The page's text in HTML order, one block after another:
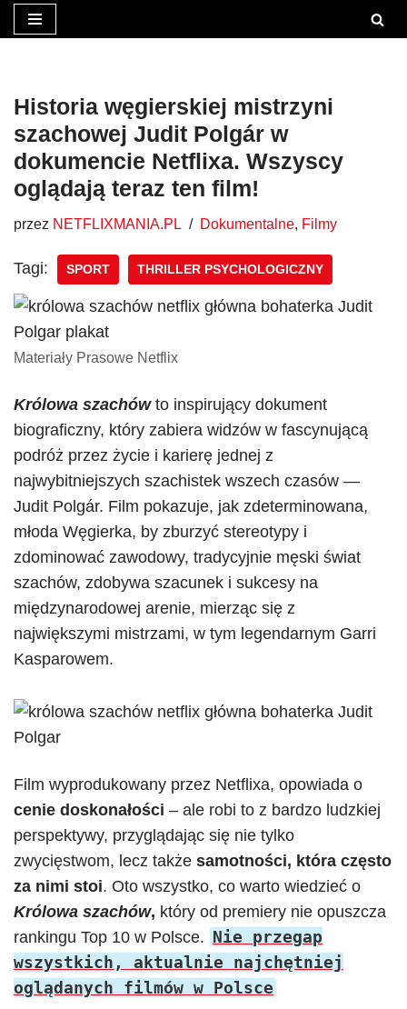
treści
Historia węgierskiej mistrzyni
szachowej Judit Polgár w
dokumencie Netflixa. Wszyscy
oglądają teraz ten film!
przez NETFLIXMANIA.PL Dokumentalne, Filmy
Tagi: SPORT THRILLER PSYCHOLOGICZNY
Materiały Prasowe Netflix
Królowa szachów to inspirujący dokument
biograficzny, który zabiera widzów w fascynującą
podróż przez życie i karierę jednej z
najwybitniejszych szachistek wszech czasów —
Judit Polgár. Film pokazuje, jak zdeterminowana,
młoda Węgierka, by zburzyć stereotypy i
zdominować zawodowy, tradycyjnie męski świat
szachów, zdobywa szacunek i sukcesy na
międzynarodowej arenie, mierząc się z
największymi mistrzami, w tym legendarnym Garri
Kasparowem.
Film wyprodukowany przez Netflixa, opowiada o
cenie doskonałości – ale robi to z bardzo ludzkiej
perspektywy, przyglądając się nie tylko
zwycięstwom, lecz także samotności, która często
za nimi stoi. Oto wszystko, co warto wiedzieć o
Królowa szachów, który od premiery nie opuszcza
rankingu Top 10 w Polsce. Nie przegap
wszystkich, aktualnie najchętniej
oglądanych filmów w Polsce